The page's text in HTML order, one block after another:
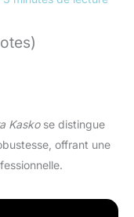
Kaskose distingue
offrant une